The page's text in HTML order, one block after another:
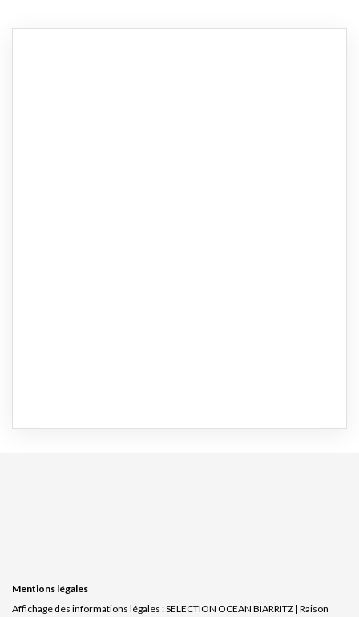
Mentions légales
Affichage des informations légales : SELECTION OCEAN BIARRITZ | Raison